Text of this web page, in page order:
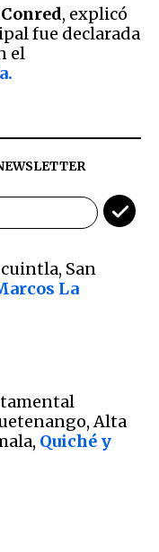
, explicó
fue declarada
el
San
La
Alta
Quiché y